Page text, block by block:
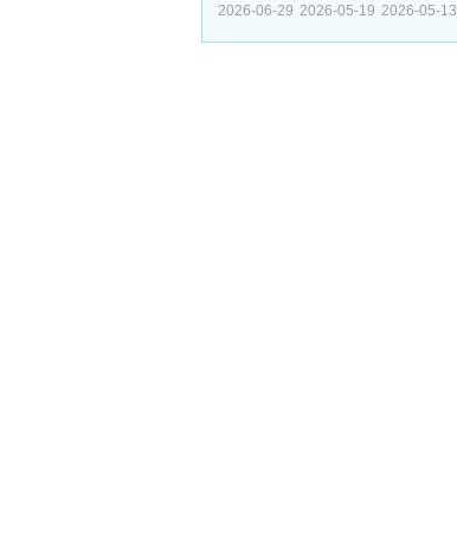
2026-06-29 2026-05-19 2026-05-13